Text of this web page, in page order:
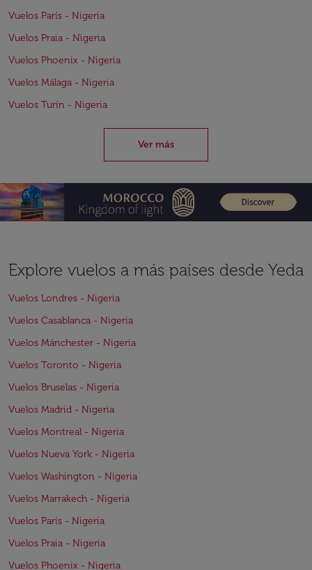
Vuelos París - Nigeria
Vuelos Praia - Nigeria
Vuelos Phoenix - Nigeria
Vuelos Málaga - Nigeria
Vuelos Turín - Nigeria
Ver más
Explore vuelos a más países desde Yeda
Vuelos Londres - Nigeria
Vuelos Casablanca - Nigeria
Vuelos Mánchester - Nigeria
Vuelos Toronto - Nigeria
Vuelos Bruselas - Nigeria
Vuelos Madrid - Nigeria
Vuelos Montreal - Nigeria
Vuelos Nueva York - Nigeria
Vuelos Washington - Nigeria
Vuelos Marrakech - Nigeria
Vuelos París - Nigeria
Vuelos Praia - Nigeria
Vuelos Phoenix - Nigeria